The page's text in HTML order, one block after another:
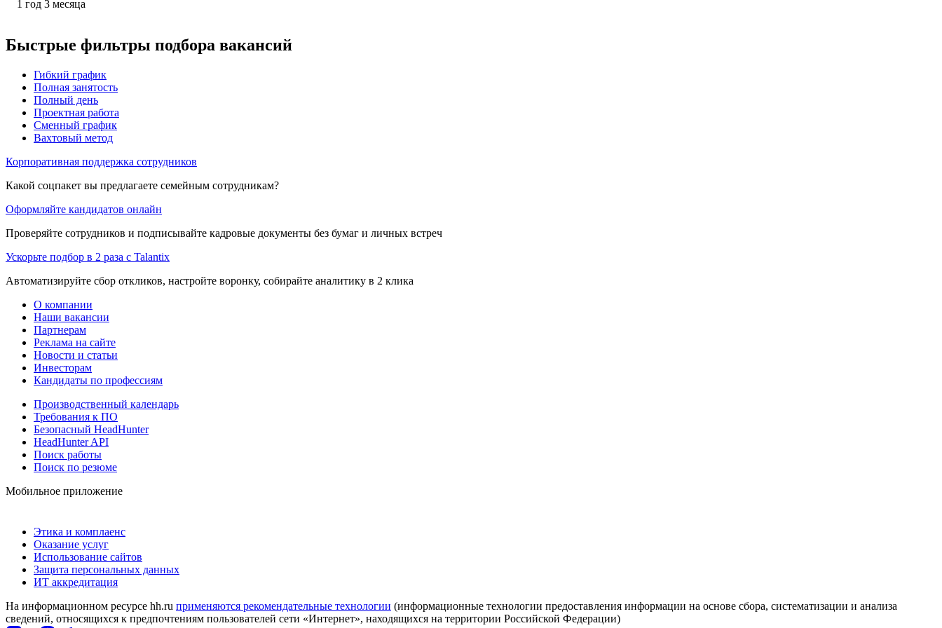
1 год 3 месяца
Быстрые фильтры подбора вакансий
Гибкий график
Полная занятость
Полный день
Проектная работа
Сменный график
Вахтовый метод
Корпоративная поддержка сотрудников
Какой соцпакет вы предлагаете семейным сотрудникам?
Оформляйте кандидатов онлайн
Проверяйте сотрудников и подписывайте кадровые документы без бумаг и личных встреч
Ускорьте подбор в 2 раза с Talantix
Автоматизируйте сбор откликов, настройте воронку, собирайте аналитику в 2 клика
О компании
Наши вакансии
Партнерам
Реклама на сайте
Новости и статьи
Инвесторам
Кандидаты по профессиям
Производственный календарь
Требования к ПО
Безопасный HeadHunter
HeadHunter API
Поиск работы
Поиск по резюме
Мобильное приложение
Этика и комплаенс
Оказание услуг
Использование сайтов
Защита персональных данных
ИТ аккредитация
На информационном ресурсе hh.ru применяются рекомендательные технологии (информационные технологии предоставления информации на основе сбора, систематизации и анализа
сведений, относящихся к предпочтениям пользователей сети «Интернет», находящихся на территории Российской Федерации)